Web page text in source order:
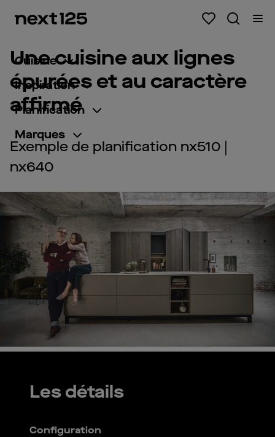
Cuisine
Inspiration
Planification
Marques
Une cuisine aux lignes
épurées et au caractère
affirmé
Exemple de planification nx510 |
nx640
Les détails
Configuration